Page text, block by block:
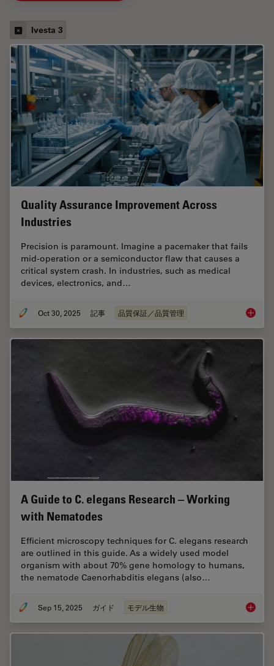
Ivesta 3
Quality Assurance Improvement Across
Industries
Precision is paramount. Imagine a pacemaker that fails
mid-operation or a semiconductor flaw that causes a
critical system crash. In industries, such as medical
devices, electronics, and…
Oct 30, 2025 記事 品質保証／品質管理 Quality
A Guide to C. elegans Research – Working
with Nematodes
Efficient microscopy techniques for C. elegans research
are outlined in this guide. As a widely used model
organism with about 70% gene homology to humans,
the nematode Caenorhabditis elegans (also…
Sep 15, 2025 ガイド モデル生物 A